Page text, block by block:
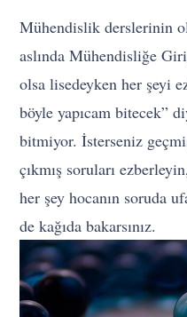
Mühendislik derslerinin
aslında Mühendisliğe
olsa lisedeyken her şeyi
böyle yapıcam bitecek”
bitmiyor. İsterseniz
çıkmış soruları
her şey hocanın soruda
de kağıda bakarsınız.